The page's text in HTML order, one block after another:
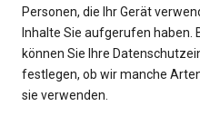
Personen, die Ihr Gerät
Inhalte Sie aufgerufen haben.
können Sie Ihre
festlegen, ob wir manche
sie verwenden.